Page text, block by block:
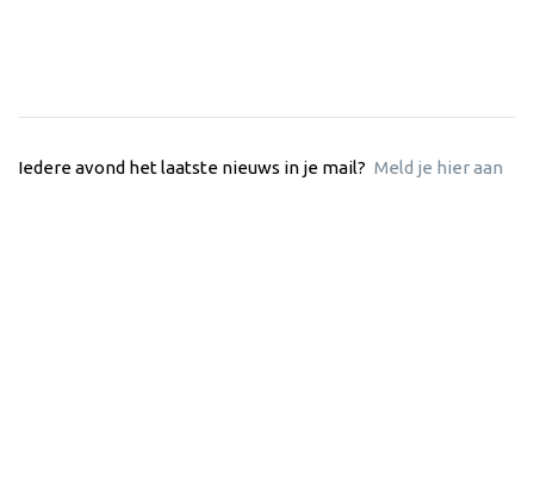
Iedere avond het laatste nieuws in je mail? Meld je hier aan